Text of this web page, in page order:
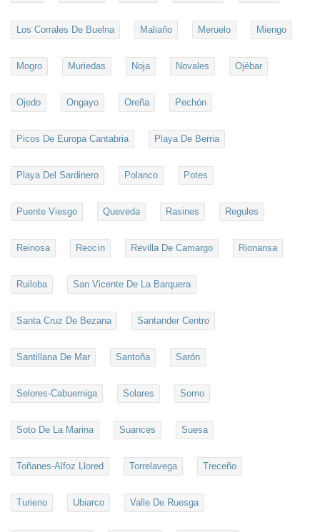
Los Corrales De Buelna Maliaño Meruelo Miengo
Mogro Muriedas Noja Novales Ojébar
Ojedo Ongayo Oreña Pechón
Picos De Europa Cantabria Playa De Berria
Playa Del Sardinero Polanco Potes
Puente Viesgo Queveda Rasines Regules
Reinosa Reocín Revilla De Camargo Rionansa
Ruiloba San Vicente De La Barquera
Santa Cruz De Bezana Santander Centro
Santillana De Mar Santoña Sarón
Selores-Cabuerniga Solares Somo
Soto De La Marina Suances Suesa
Toñanes-Alfoz Llored Torrelavega Treceño
Turieno Ubiarco Valle De Ruesga